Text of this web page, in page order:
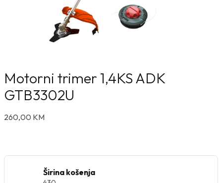
Motorni trimer 1,4KS ADK
GTB3302U
260,00 KM
Širina košenja